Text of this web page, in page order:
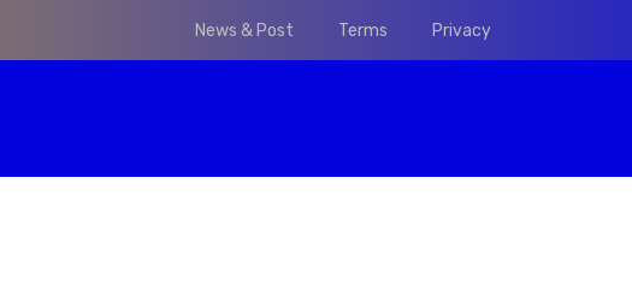
News & Post Terms Privacy